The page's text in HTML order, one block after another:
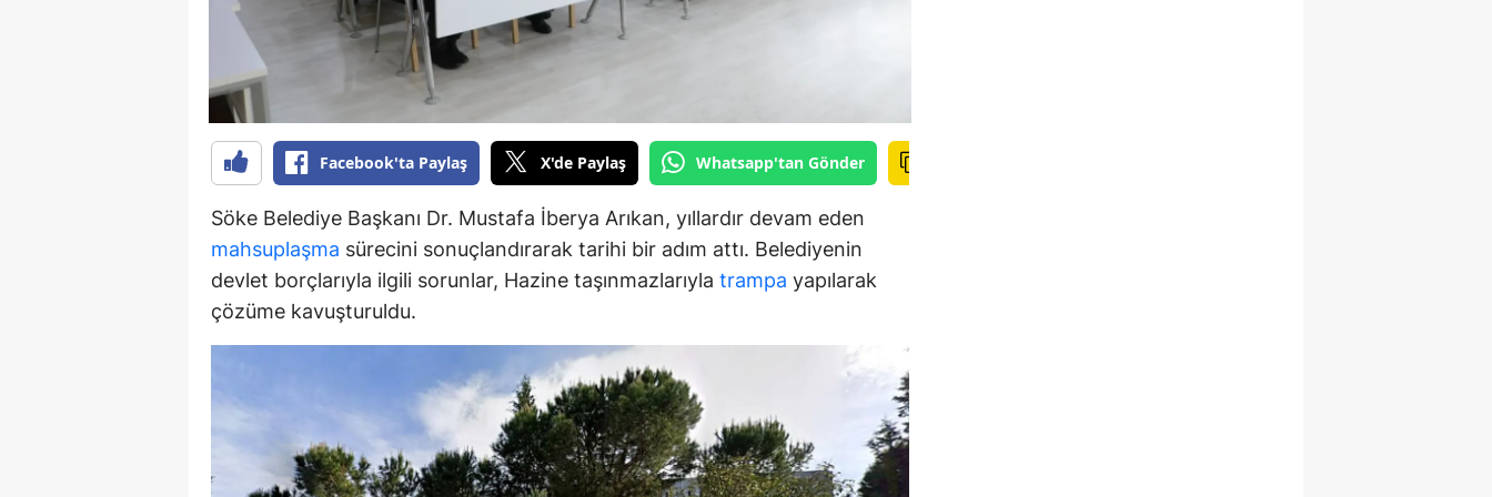
Yalova
Osmaniye
Düzce
Facebook'ta Paylaş X'de Paylaş Whatsapp'tan Gönder
Söke Belediye Başkanı Dr. Mustafa İberya Arıkan, yıllardır devam eden
mahsuplaşma sürecini sonuçlandırarak tarihi bir adım attı. Belediyenin
devlet borçlarıyla ilgili sorunlar, Hazine taşınmazlarıyla trampa yapılarak
çözüme kavuşturuldu.